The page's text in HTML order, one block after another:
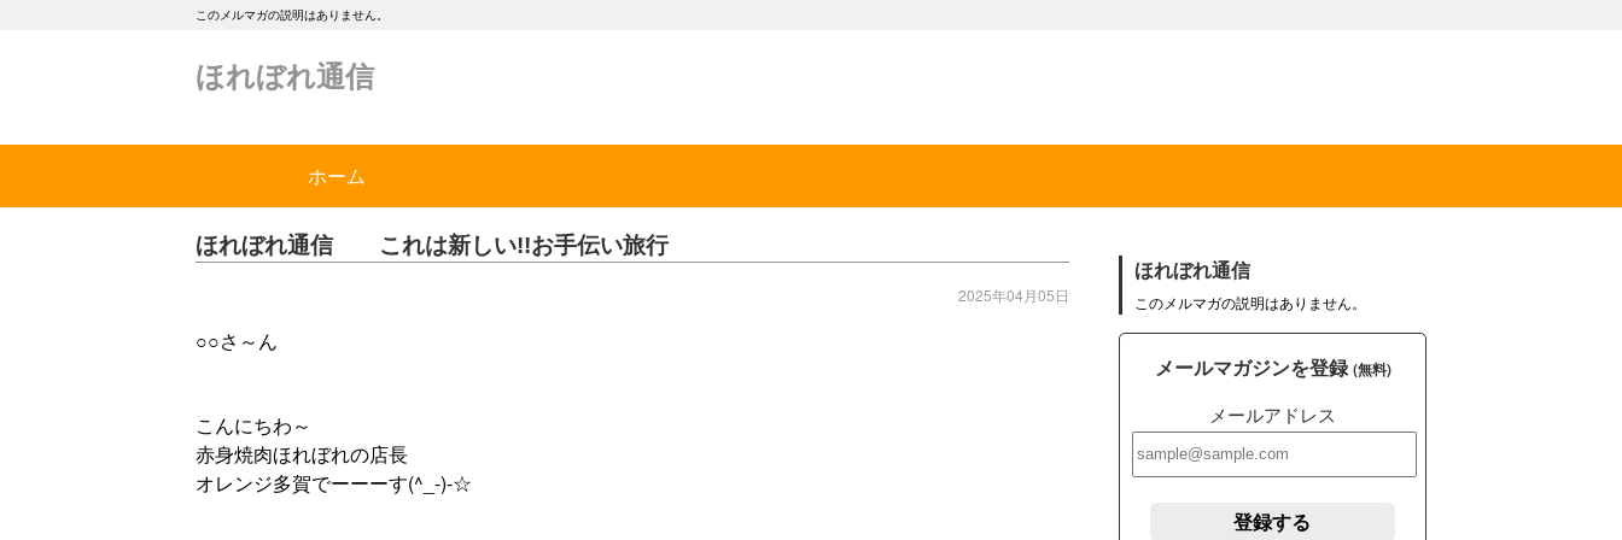
このメルマガの説明はありません。
ほれぼれ通信
ホーム
ほれぼれ通信 これは新しい!!お手伝い旅行
2025年04月05日
○○さ～ん
こんにちわ～
赤身焼肉ほれぼれの店長
オレンジ多賀でーーーす(^_-)-☆
ほれぼれ通信
このメルマガの説明はありません。
メールマガジンを登録(無料)
メールアドレス
登録する